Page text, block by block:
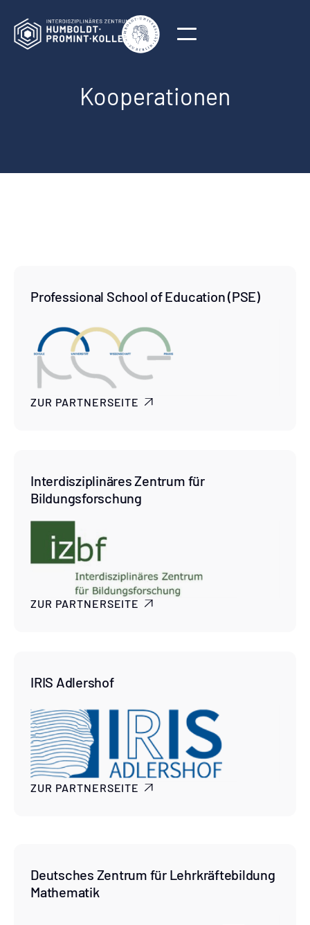
Kooperationen
Professional School of Education (PSE)
ZUR PARTNERSEITE 
Interdisziplinäres Zentrum für
Bildungsforschung
ZUR PARTNERSEITE 
IRIS Adlershof
ZUR PARTNERSEITE 
Deutsches Zentrum für Lehrkräftebildung
Mathematik